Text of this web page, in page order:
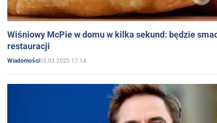
Wiśniowy McPie w domu w kilka sekund: będzie
restauracji
Wiadomości05.03.2025 17:14